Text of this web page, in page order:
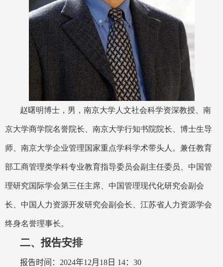
赵曙明博士，男，南京大学人文社会科学资深教授、南
京大学商学院名誉院长、南京大学行知书院院长、博士生导
师、南京大学企业管理国家重点学科学术带头人。兼任教育
部工商管理类学科专业教育指导委员会副主任委员、中国管
理研究国际学会第三任主席、中国管理现代化研究会副会
长、中国人力资源开发研究会副会长、江苏省人力资源学会
终身名誉理事长。
二、报告安排
报告时间： 2024年12月 18 日 14： 30